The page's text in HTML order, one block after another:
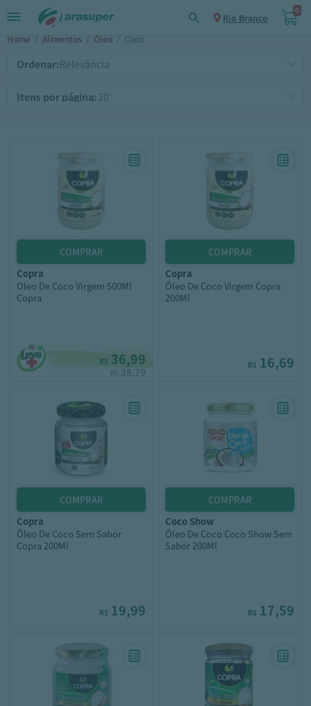
Rio Branco
0
Home / Alimentos / Óleo / Coco
Ordenar:
Itens por página:
copra
Oleo De Coco Virgem 500Ml
Copra
R$ 36,99
R$ 38,79
copra
Óleo De Coco Virgem Copra
200Ml
R$ 16,69
copra
Óleo De Coco Sem Sabor
Copra 200Ml
R$ 19,99
coco show
Óleo De Coco Coco Show Sem
Sabor 200Ml
R$ 17,59